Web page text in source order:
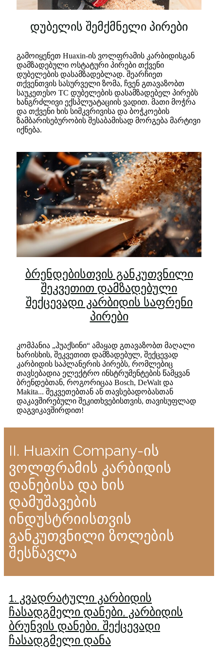
დუბელის შემქმნელი პირები
გამოიყენეთ Huaxin-ის ვოლფრამის კარბიდისგან
დამზადებული ოსტატური პირები თქვენი
დუბელების დასამზადებლად. შეარჩიეთ
თქვენთვის სასურველი ზომა, ჩვენ გთავაზობთ
საუკეთესო TC დუბელების დასამზადებელ პირებს
ხანგრძლივი ექსპლუატაციის ვადით. მათი მოჭრა
და თქვენი ხის სიმკვრივისა და ბოჭკოების
ზამბარისებურობის შესაბამისად მორგება მარტივი
იქნება.
ბრენდებისთვის განკუთვნილი
შეკვეთით დამზადებული
შექცევადი კარბიდის საფრენი
პირები
კომპანია „ჰუაქსინი“ ამაყად გთავაზობთ მაღალი
ხარისხის, შეკვეთით დამზადებულ, შექცევად
კარბიდის საპლანერის პირებს, რომლებიც
თავსებადია ელექტრო ინსტრუმენტების წამყვან
ბრენდებთან, როგორიცაა Bosch, DeWalt და
Makita... შეკვეთებთან ან თავსებადობასთან
დაკავშირებული შეკითხვებისთვის, თავისუფლად
დაგვიკავშირდით!
II. Huaxin Company-ის
ვოლფრამის კარბიდის
დანებისა და ხის
დამუშავების
ინდუსტრიისთვის
განკუთვნილი ზოლების
შესწავლა
1. კვადრატული კარბიდის
ჩასადგმელი დანები, კარბიდის
ბრუნვის დანები, შექცევადი
ჩასადგმელი დანა